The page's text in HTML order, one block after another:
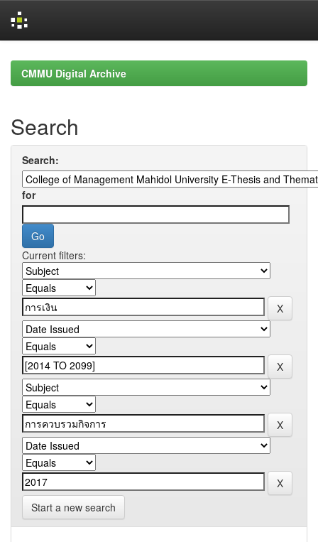
navigationCMMU Digital Archive
Search
Search:
for
Current filters:
Start a new search